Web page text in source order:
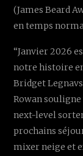
(James Beard
en temps
“Janvier 2026
notre histoire
Bridget
Rowan
next-level
prochains
mixer neige et